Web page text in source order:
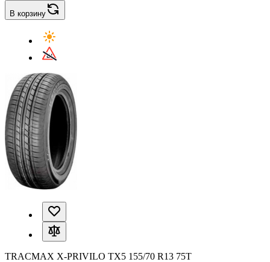
В корзину
TRACMAX X-PRIVILO TX5 155/70 R13 75T